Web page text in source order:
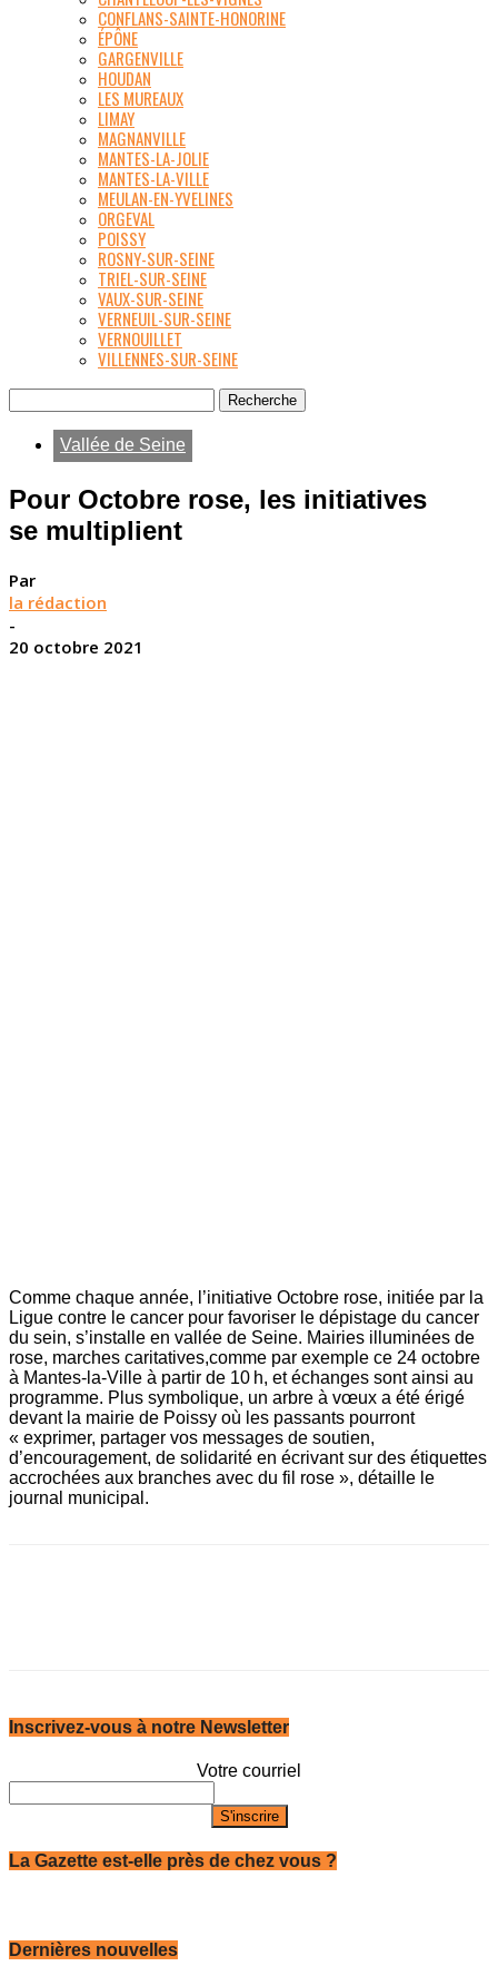
CONFLANS-SAINTE-HONORINE
ÉPÔNE
GARGENVILLE
HOUDAN
LES MUREAUX
LIMAY
MAGNANVILLE
MANTES-LA-JOLIE
MANTES-LA-VILLE
MEULAN-EN-YVELINES
ORGEVAL
POISSY
ROSNY-SUR-SEINE
TRIEL-SUR-SEINE
VAUX-SUR-SEINE
VERNEUIL-SUR-SEINE
VERNOUILLET
VILLENNES-SUR-SEINE
Vallée de Seine
Pour Octobre rose, les initiatives
se multiplient
Par
la rédaction
-
20 octobre 2021
Comme chaque année, l’initiative Octobre rose, initiée par la
Ligue contre le cancer pour favoriser le dépistage du cancer
du sein, s’installe en vallée de Seine. Mairies illuminées de
rose, marches caritatives,comme par exemple ce 24 octobre
à Mantes-la-Ville à partir de 10 h, et échanges sont ainsi au
programme. Plus symbolique, un arbre à vœux a été érigé
devant la mairie de Poissy où les passants pourront
« exprimer, partager vos messages de soutien,
d’encouragement, de solidarité en écrivant sur des étiquettes
accrochées aux branches avec du fil rose », détaille le
journal municipal.
Inscrivez-vous à notre Newsletter
Votre courriel
La Gazette est-elle près de chez vous ?
Dernières nouvelles